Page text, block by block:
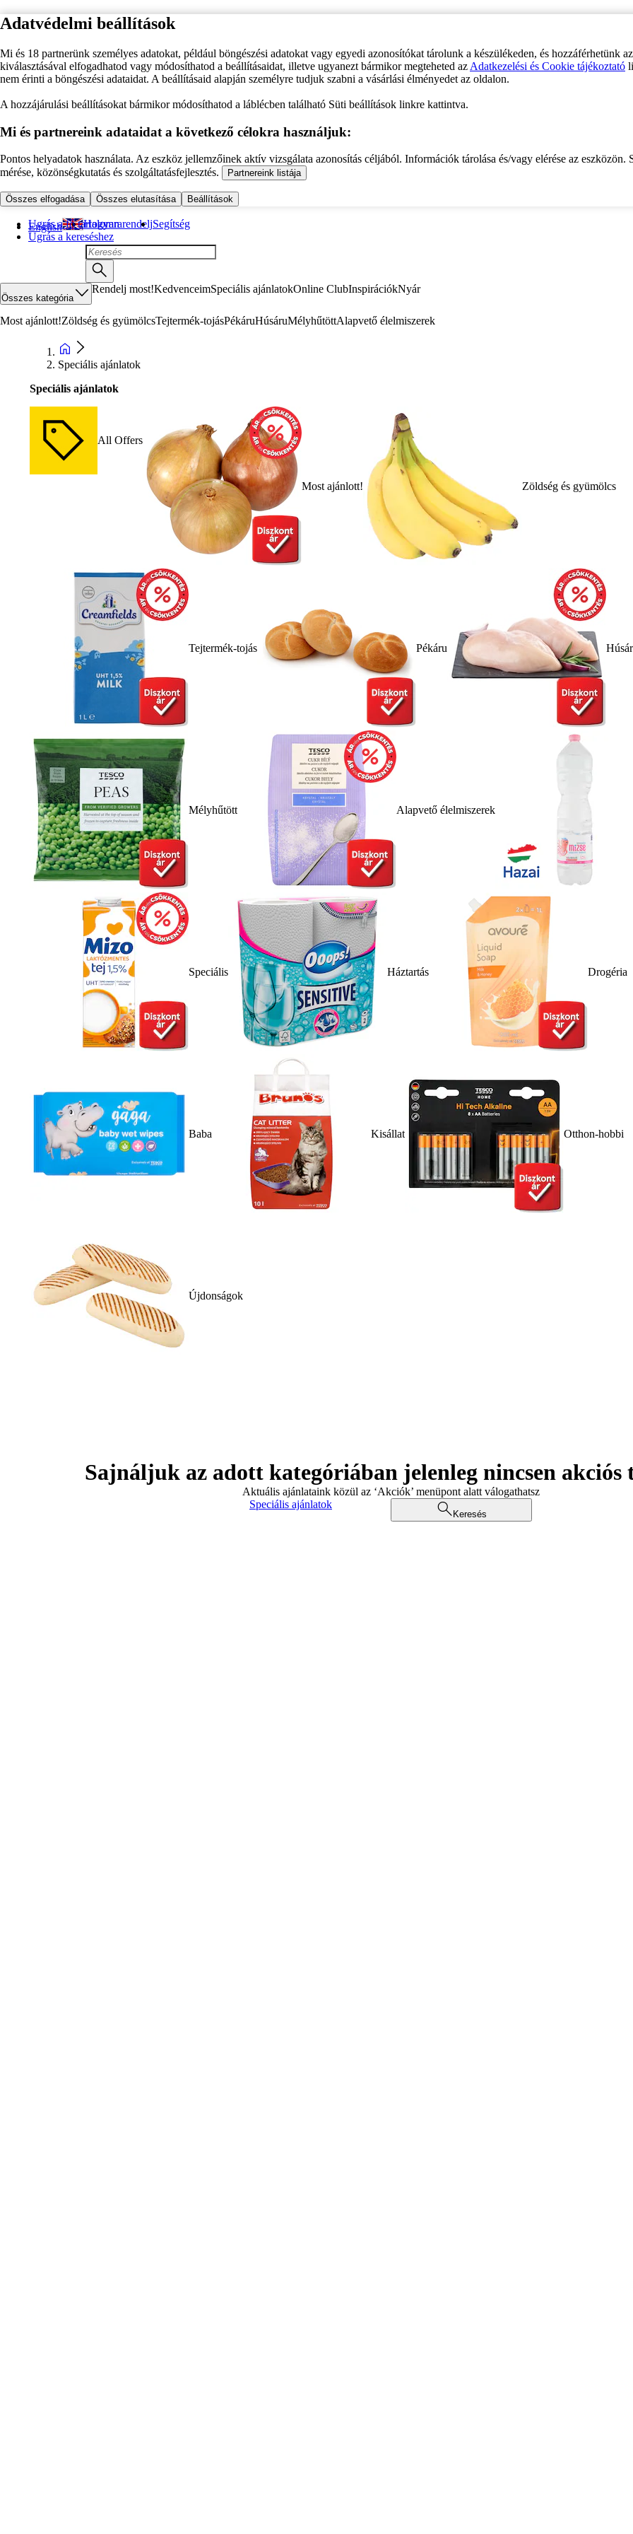
Adatvédelmi beállítások
Mi és 18 partnerünk személyes adatokat, például böngészési adatokat vagy egyedi azonosítókat tárolunk a készülékeden, és hozzáférhetünk
kiválasztásával elfogadhatod vagy módosíthatod a beállításaidat, illetve ugyanezt bármikor megteheted az Adatkezelési és Cookie tájékoztató
nem érinti a böngészési adataidat. A beállításaid alapján személyre tudjuk szabni a vásárlási élményedet az oldalon.
A hozzájárulási beállításokat bármikor módosíthatod a láblécben található Süti beállítások linkre kattintva.
Mi és partnereink adataidat a következő célokra használjuk:
Pontos helyadatok használata. Az eszköz jellemzőinek aktív vizsgálata azonosítás céljából. Információk tárolása és/vagy elérése az eszközön.
mérése, közönségkutatás és szolgáltatásfejlesztés.
Partnereink listája
Összes elfogadása Összes elutasítása Beállítások
Ugrás a fő tartalomra
Ugrás a kereséshez
English Hogyan rendeljSegítség
Összes kategória
Rendelj most!KedvenceimSpeciális ajánlatokOnline ClubInspirációkNyár
Most ajánlott!Zöldség és gyümölcsTejtermék-tojásPékáruHúsáruMélyhűtöttAlapvető élelmiszerek
Speciális ajánlatok
Speciális ajánlatok
All Offers
Most ajánlott! Zöldség és gyümölcs
Tejtermék-tojás Pékáru
Mélyhűtött Alapvető élelmiszerek
Speciális Háztartás Drogéria
Baba Kisállat Otthon-hobbi
Újdonságok
Sajnáljuk az adott kategóriában jelenleg nincsen akciós
Aktuális ajánlataink közül az ‘Akciók’ menüpont alatt válogathatsz
Speciális ajánlatok
Keresés